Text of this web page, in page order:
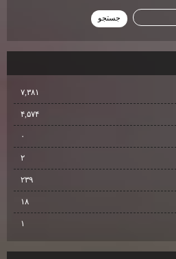
۷,۳۸۱
۴,۵۷۴
۰
۲
۲۳۹
۱۸
۱